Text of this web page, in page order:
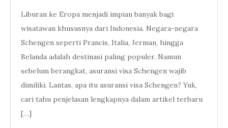
Liburan ke Eropa menjadi impian banyak bagi
wisatawan khususnya dari Indonesia. Negara-negara
Schengen seperti Prancis, Italia, Jerman, hingga
Belanda adalah destinasi paling populer. Namun
sebelum berangkat, asuransi visa Schengen wajib
dimiliki. Lantas, apa itu asuransi visa Schengen? Yuk,
cari tahu penjelasan lengkapnya dalam artikel terbaru
[…]